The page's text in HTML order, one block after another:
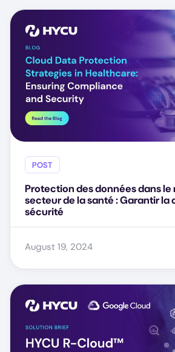
POST
Protection des données dans le
secteur de la santé : Garantir
sécurité
August 19, 2024